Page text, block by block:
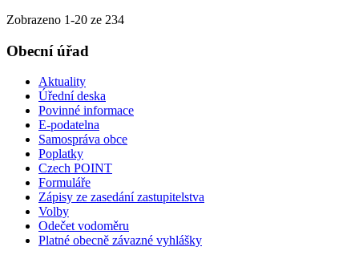
Zobrazeno 1-20 ze 234
Obecní úřad
Aktuality
Úřední deska
Povinné informace
E-podatelna
Samospráva obce
Poplatky
Czech POINT
Formuláře
Zápisy ze zasedání zastupitelstva
Volby
Odečet vodoměru
Platné obecně závazné vyhlášky